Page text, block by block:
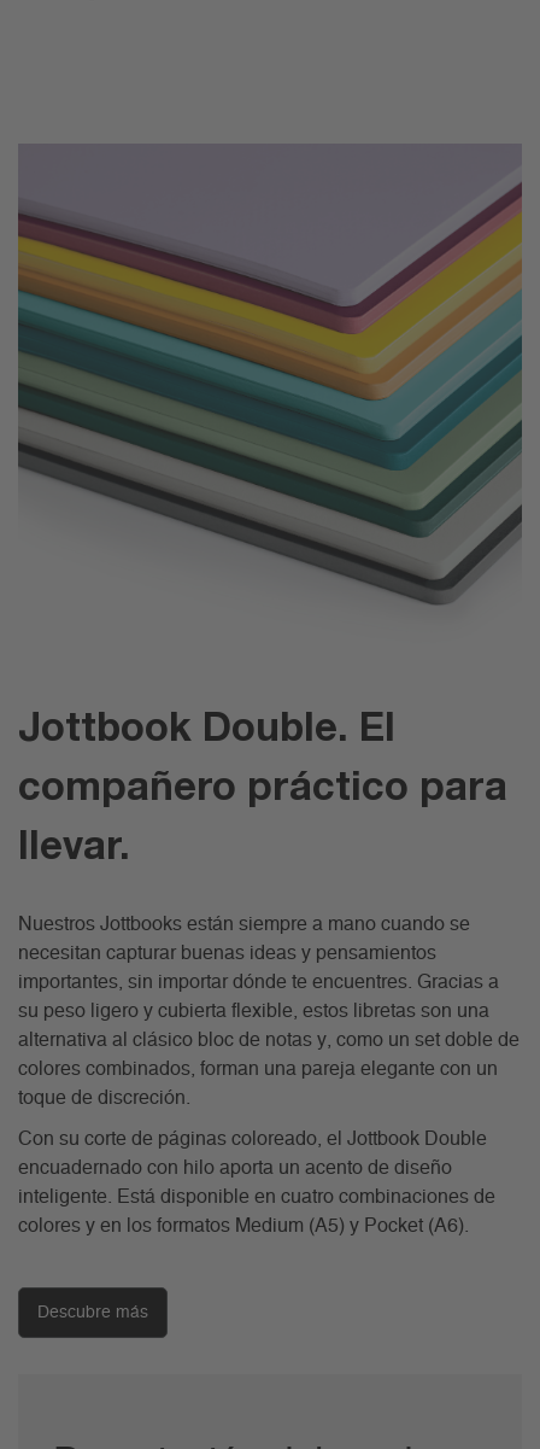
Jottbook Double. El
compañero práctico para
llevar.
Nuestros Jottbooks están siempre a mano cuando se
necesitan capturar buenas ideas y pensamientos
importantes, sin importar dónde te encuentres. Gracias a
su peso ligero y cubierta flexible, estos libretas son una
alternativa al clásico bloc de notas y, como un set doble de
colores combinados, forman una pareja elegante con un
toque de discreción.
Con su corte de páginas coloreado, el Jottbook Double
encuadernado con hilo aporta un acento de diseño
inteligente. Está disponible en cuatro combinaciones de
colores y en los formatos Medium (A5) y Pocket (A6).
Descubre más